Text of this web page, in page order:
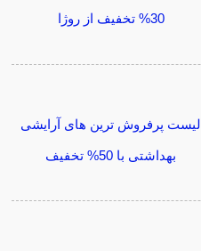
30% تخفیف از روژا
لیست پرفروش ترین های آرایشی
بهداشتی با 50% تخفیف